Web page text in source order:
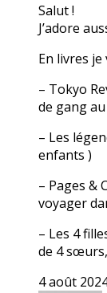
Salut !
J’adore
En livres je
– Tokyo
de gang
– Les
enfants )
– Pages &
voyager
– Les 4
de 4
4 août